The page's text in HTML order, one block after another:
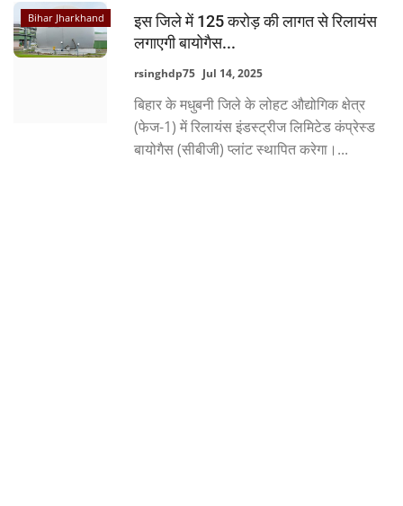
State
Bihar Jharkhand
इस जिले में 125 करोड़ की लागत से रिलायंस
लगाएगी बायोगैस...
rsinghdp75 Jul 14, 2025
बिहार के मधुबनी जिले के लोहट औद्योगिक क्षेत्र
(फेज-1) में रिलायंस इंडस्ट्रीज लिमिटेड कंप्रेस्ड
बायोगैस (सीबीजी) प्लांट स्थापित करेगा।...